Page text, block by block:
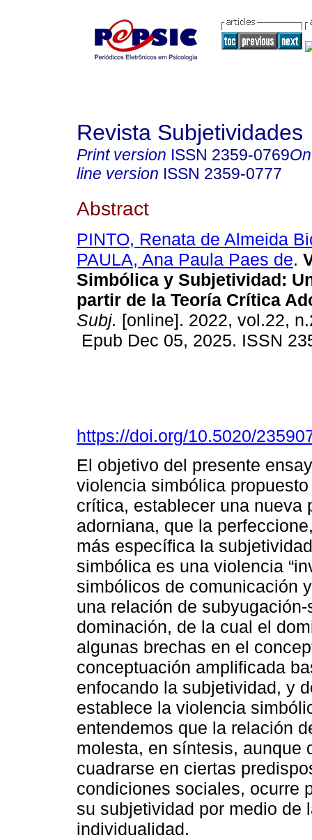
Revista Subjetividades
Print version ISSN 2359-0769
line version ISSN 2359-0777
Abstract
PINTO, Renata de Almeida
PAULA, Ana Paula Paes de.
Simbólica y Subjetividad:
partir de la Teoría Crítica
Subj. [online]. 2022, vol.22,
Epub Dec 05, 2025. ISSN
https://doi.org/10.5020/
El objetivo del presente
violencia simbólica
crítica, establecer una nueva
adorniana, que la
más específica la
simbólica es una violencia
simbólicos de comunicación
una relación de
dominación, de la cual el
algunas brechas en el
conceptuación amplificada
enfocando la subjetividad, y
establece la violencia
entendemos que la relación
molesta, en síntesis, aunque
cuadrarse en ciertas
condiciones sociales, ocurre
su subjetividad por medio de
individualidad.